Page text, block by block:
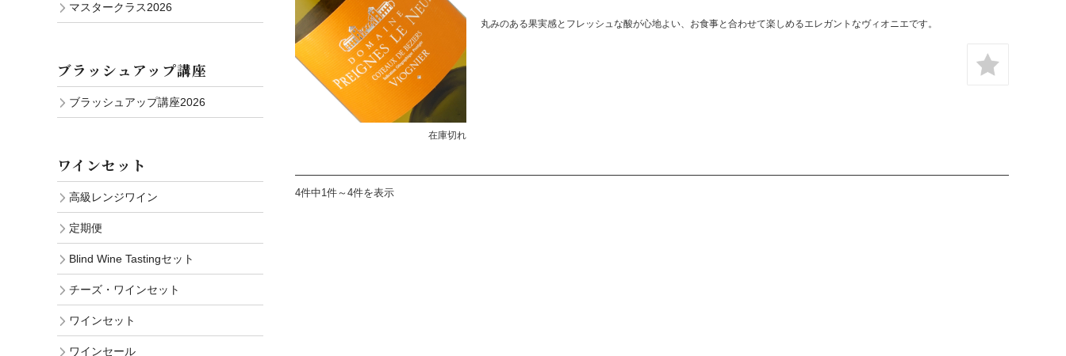
在庫切れ
丸みのある果実感とフレッシュな酸が心地よい、お食事と合わせて楽しめるエレガントなヴィオニエです。
4件中1件～4件を表示
マスタークラス2026
ブラッシュアップ講座
ブラッシュアップ講座2026
ワインセット
高級レンジワイン
定期便
Blind Wine Tastingセット
チーズ・ワインセット
ワインセット
ワインセール